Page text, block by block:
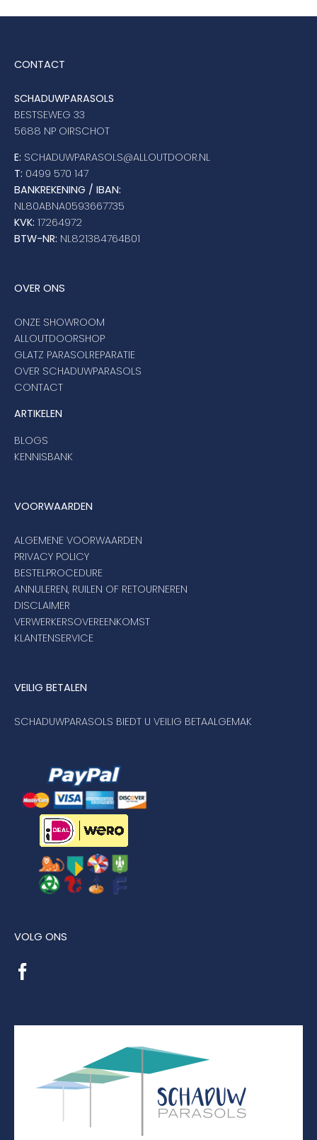
CONTACT
SCHADUWPARASOLS
BESTSEWEG 33
5688 NP OIRSCHOT
E: SCHADUWPARASOLS@ALLOUTDOOR.NL
T: 0499 570 147
BANKREKENING / IBAN:
NL80ABNA0593667735
KVK: 17264972
BTW-NR: NL821384764B01
OVER ONS
ONZE SHOWROOM
ALLOUTDOORSHOP
GLATZ PARASOLREPARATIE
OVER SCHADUWPARASOLS
CONTACT
ARTIKELEN
BLOGS
KENNISBANK
VOORWAARDEN
ALGEMENE VOORWAARDEN
PRIVACY POLICY
BESTELPROCEDURE
ANNULEREN, RUILEN OF RETOURNEREN
DISCLAIMER
VERWERKERSOVEREENKOMST
KLANTENSERVICE
VEILIG BETALEN
SCHADUWPARASOLS BIEDT U VEILIG BETAALGEMAK
VOLG ONS